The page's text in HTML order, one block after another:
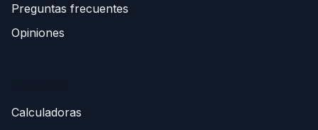
Preguntas frecuentes
Opiniones
Calculadoras